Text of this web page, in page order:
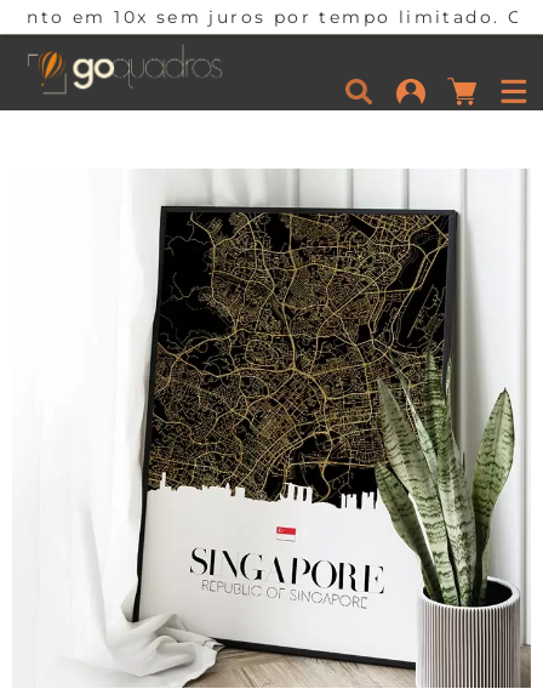
sem juros por tempo limitado. Corra e